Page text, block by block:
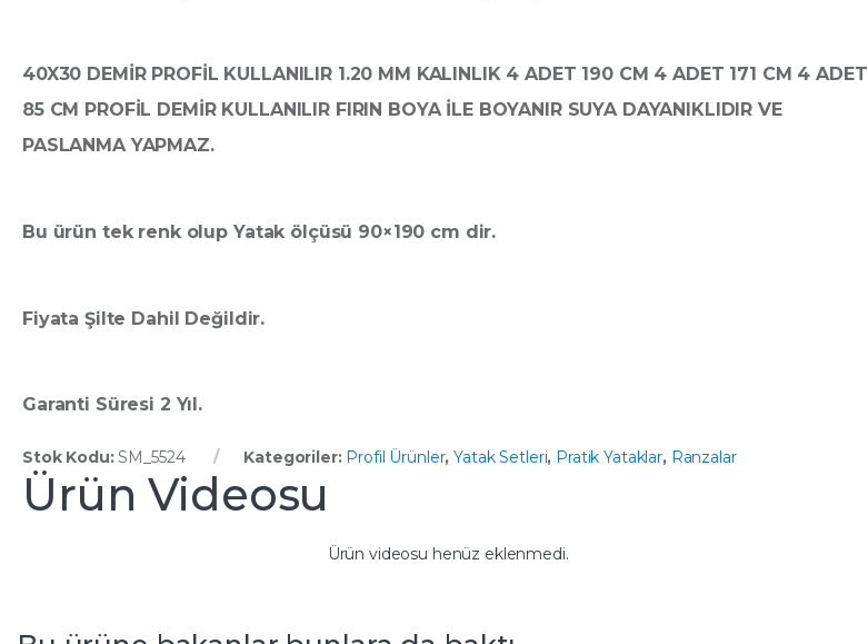
40X30 DEMİR PROFİL KULLANILIR 1.20 MM KALINLIK 4 ADET 190 CM 4 ADET 171 CM 4 ADET
85 CM PROFİL DEMİR KULLANILIR FIRIN BOYA İLE BOYANIR SUYA DAYANIKLIDIR VE
PASLANMA YAPMAZ.
Bu ürün tek renk olup Yatak ölçüsü 90×190 cm dir.
Fiyata Şilte Dahil Değildir.
Garanti Süresi 2 Yıl.
Stok Kodu:SM_5524 Kategoriler: Profil Ürünler,Yatak Setleri, Pratik Yataklar, Ranzalar
Ürün Videosu
Ürün videosu henüz eklenmedi.